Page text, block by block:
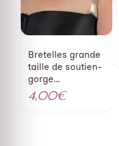
Bretelles grande
taille de soutien-
gorge
transparentes à
strass inscription
4,00€